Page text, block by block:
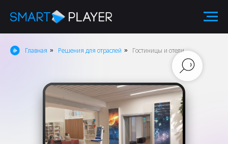
Главная » Решения для отраслей » Гостиницы и отели